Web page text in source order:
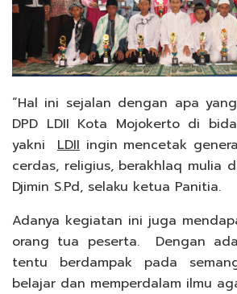
“Hal ini sejalan dengan apa
DPD LDII Kota Mojokerto di
yakni LDII ingin mencetak
cerdas, religius, berakhlaq mulia
Djimin S.Pd, selaku ketua Panitia.
Adanya kegiatan ini juga
orang tua peserta. Dengan
tentu berdampak pada
belajar dan memperdalam ilmu